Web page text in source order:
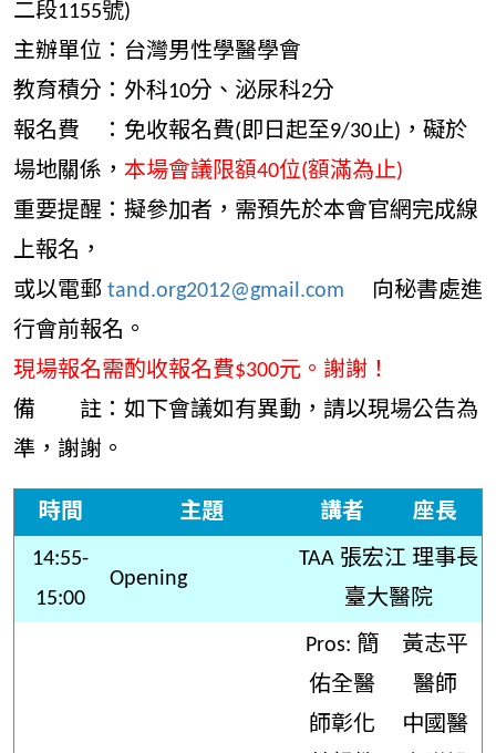
二段1155號)
主辦單位：台灣男性學醫學會
教育積分：外科10分、泌尿科2分
報名費 ：免收報名費(即日起至9/30止)，礙於
場地關係， 本場會議限額40位(額滿為止)
重要提醒：擬參加者，需預先於本會官網完成線
上報名，
或以電郵 tand.org2012@gmail.com 向秘書處進
行會前報名。
現場報名需酌收報名費$300元。謝謝！
備 註：如下會議如有異動，請以現場公告為
準，謝謝。
時間 主題 講者 座長
14:55-
15:00
Opening
TAA 張宏江 理事長
臺大醫院
Pros: 簡
佑全醫
師彰化
黃志平
醫師
中國醫